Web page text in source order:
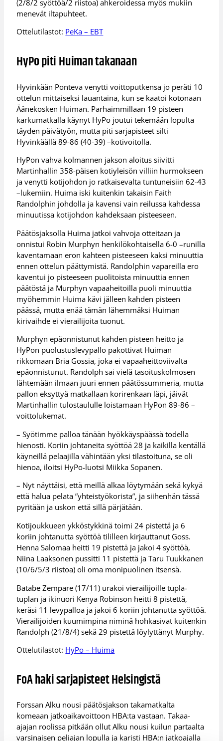
(2/8/2 syöttöä/2 riistoa) ahkeroidessa myös mukiin
menevät iltapuhteet.
Ottelutilastot: PeKa – EBT
HyPo piti Huiman takanaan
Hyvinkään Ponteva venytti voittoputkensa jo peräti 10
ottelun mittaiseksi lauantaina, kun se kaatoi kotonaan
Äänekosken Huiman. Parhaimmillaan 19 pisteen
karkumatkalla käynyt HyPo joutui tekemään lopulta
täyden päivätyön, mutta piti sarjapisteet silti
Hyvinkäällä 89-86 (40-39) –kotivoitolla.
HyPon vahva kolmannen jakson aloitus siivitti
Martinhallin 358-päisen kotiyleisön villiin hurmokseen
ja venytti kotijohdon jo ratkaisevalta tuntuneisiin 62-43
–lukemiin. Huima iski kuitenkin takaisin Faith
Randolphin johdolla ja kavensi vain reilussa kahdessa
minuutissa kotijohdon kahdeksaan pisteeseen.
Päätösjaksolla Huima jatkoi vahvoja otteitaan ja
onnistui Robin Murphyn henkilökohtaisella 6-0 –runilla
kaventamaan eron kahteen pisteeseen kaksi minuuttia
ennen ottelun päättymistä. Randolphin vapareilla ero
kaventui jo pisteeseen puolitoista minuuttia ennen
päätöstä ja Murphyn vapaaheitoilla puoli minuuttia
myöhemmin Huima kävi jälleen kahden pisteen
päässä, mutta enää tämän lähemmäksi Huiman
kirivaihde ei vierailijoita tuonut.
Murphyn epäonnistunut kahden pisteen heitto ja
HyPon puolustuslevypallo pakottivat Huiman
rikkomaan Bria Gossia, joka ei vapaaheittoviivalta
epäonnistunut. Randolph sai vielä tasoituskolmosen
lähtemään ilmaan juuri ennen päätössummeria, mutta
pallon eksyttyä matkallaan korirenkaan läpi, jäivät
Martinhallin tulostaululle loistamaan HyPon 89-86 –
voittolukemat.
– Syötimme palloa tänään hyökkäyspäässä todella
hienosti. Koriin johtaneita syöttöä 28 ja kaikilla kentällä
käyneillä pelaajilla vähintään yksi tilastoituna, se oli
hienoa, iloitsi HyPo-luotsi Miikka Sopanen.
– Nyt näyttäisi, että meillä alkaa löytymään sekä kykyä
että halua pelata ”yhteistyökorista”, ja siihenhän tässä
pyritään ja uskon että sillä pärjätään.
Kotijoukkueen ykköstykkinä toimi 24 pistettä ja 6
koriin johtanutta syöttöä tililleen kirjauttanut Goss.
Henna Salomaa heitti 19 pistettä ja jakoi 4 syöttöä,
Niina Laaksonen pussitti 11 pistettä ja Taru Tuukkanen
(10/6/5/3 riistoa) oli oma monipuolinen itsensä.
Batabe Zempare (17/11) urakoi vierailijoille tupla-
tuplan ja ikinuori Kenya Robinson heitti 8 pistettä,
keräsi 11 levypalloa ja jakoi 6 koriin johtanutta syöttöä.
Vierailijoiden kuumimpina niminä hohkasivat kuitenkin
Randolph (21/8/4) sekä 29 pistettä löylyttänyt Murphy.
Ottelutilastot: HyPo – Huima
FoA haki sarjapisteet Helsingistä
Forssan Alku nousi päätösjakson takamatkalta
komeaan jatkoaikavoittoon HBA:ta vastaan. Takaa-
ajajan roolissa pitkään ollut Alku nousi kuilun partaalta
varsinaisen peliajan lopulla ja karisti HBA:n jatkoajalla